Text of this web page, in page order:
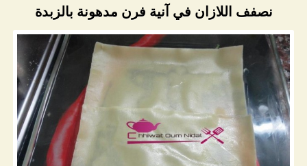
نصفف اللازان في آنية فرن مدهونة بالزبدة